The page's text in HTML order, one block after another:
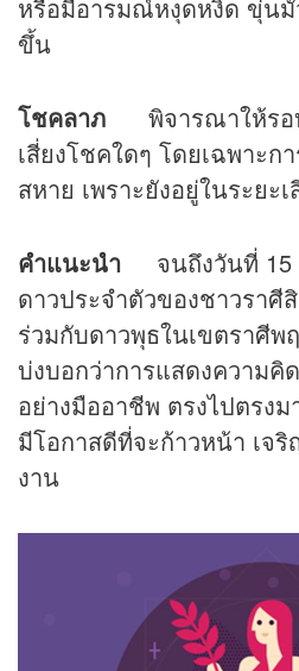
หรือมีอารมณ์หงุดหงิด ขุ่นมั
ขึ้น
โชคลาภ
พิจารณาให้รอ
เสี่ยงโชคใดๆ โดยเฉพาะก
สหาย เพราะยังอยู่ในระยะ
คำแนะนำ จนถึงวันที่ 15
ดาวประจำตัวของชาวราศี
ร่วมกับดาวพุธในเขตราศี
บ่งบอกว่าการแสดงความคิ
อย่างมืออาชีพ ตรงไปตรง
มีโอกาสดีที่จะก้าวหน้า เจริ
งาน